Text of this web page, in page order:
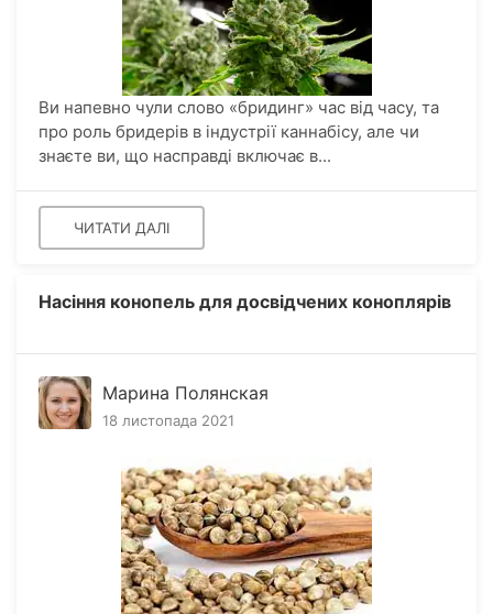
Ви напевно чули слово «бридинг» час від часу, та
про роль бридерів в індустрії каннабісу, але чи
знаєте ви, що насправді включає в...
ЧИТАТИ ДАЛІ
Насіння конопель для досвідчених коноплярів
Марина Полянская
18 листопада 2021